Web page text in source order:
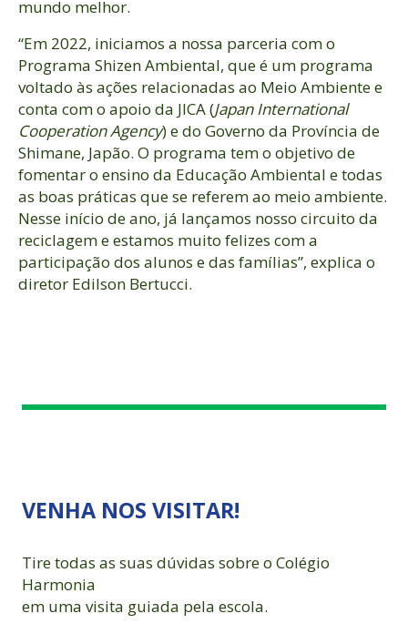
mundo melhor.
“Em 2022, iniciamos a nossa parceria com o
Programa Shizen Ambiental, que é um programa
voltado às ações relacionadas ao Meio Ambiente e
conta com o apoio da JICA (Japan International
Cooperation Agency) e do Governo da Província de
Shimane, Japão. O programa tem o objetivo de
fomentar o ensino da Educação Ambiental e todas
as boas práticas que se referem ao meio ambiente.
Nesse início de ano, já lançamos nosso circuito da
reciclagem e estamos muito felizes com a
participação dos alunos e das famílias”, explica o
diretor Edilson Bertucci.
VENHA NOS VISITAR!
Tire todas as suas dúvidas sobre o Colégio
Harmonia
em uma visita guiada pela escola.